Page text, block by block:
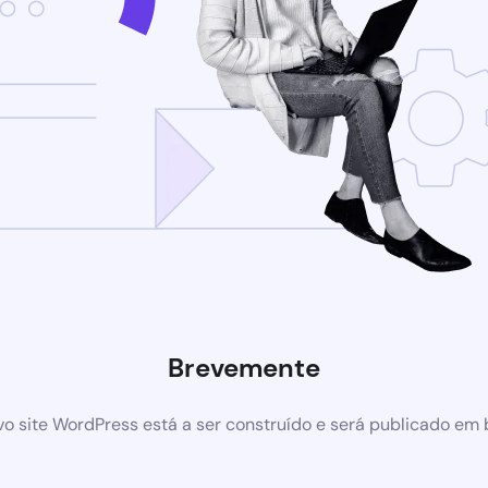
Brevemente
site WordPress está a ser construído e será publicado em